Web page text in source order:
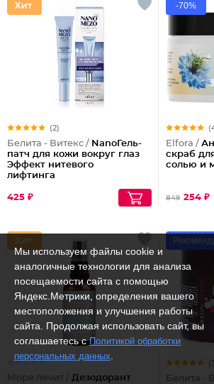
(2)
Белита - Витекс / NanoГель-
патч для кожи вокруг глаз
Эффект нитевого
лифтинга
425 ₽
-70%
Elfora /
скраб
солью и
849 254 ₽
Море лечит / Дезодорант
Белита -
Мы используем файлы cookie и
аналогичные технологии для анализа
посещаемости сайта с помощью
Яндекс.Метрики, определения вашего
местоположения и улучшения работы
сайта. Продолжая использовать сайт, вы
соглашаетесь сПолитикой обработки
персональных данных